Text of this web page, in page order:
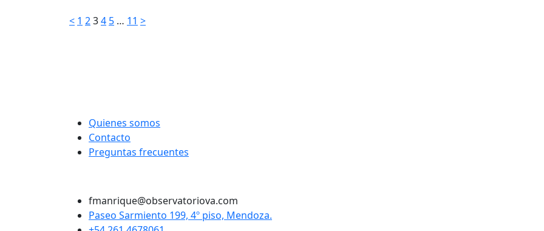
Paginación
< 1 234 5 … 11 >
Quienes somos
Contacto
Preguntas frecuentes
fmanrique@observatoriova.com
Paseo Sarmiento 199, 4º piso, Mendoza.